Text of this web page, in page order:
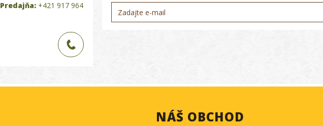
Predajňa: +421 917 964
NÁŠ OBCHOD